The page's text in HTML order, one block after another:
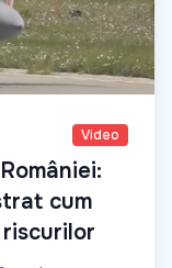
Video
cum